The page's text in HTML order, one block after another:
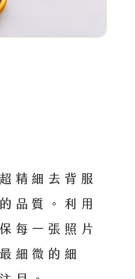
精細去背服
品質。利用
每一張照片
細微的細